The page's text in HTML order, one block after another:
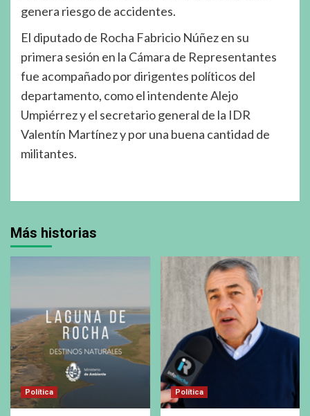
genera riesgo de accidentes.
El diputado de Rocha Fabricio Núñez en su
primera sesión en la Cámara de Representantes
fue acompañado por dirigentes políticos del
departamento, como el intendente Alejo
Umpiérrez y el secretario general de la IDR
Valentín Martínez y por una buena cantidad de
militantes.
Más historias
Política Política